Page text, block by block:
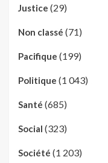
Justice (29)
Non classé (71)
Pacifique (199)
Politique (1 043)
Santé (685)
Social (323)
Société (1 203)